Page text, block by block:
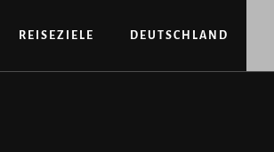
REISEZIELE DEUTSCHLAND